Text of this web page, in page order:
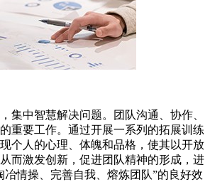
集中智慧解决问题。团队沟通、协作、
重要工作。通过开展一系列的拓展训练
个人的心理、体魄和品格，使其以开放
而激发创新，促进团队精神的形成，进
冶情操、完善自我、熔炼团队”的良好效